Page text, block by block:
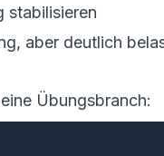
stabilisieren
aber deutlich
Übungsbranch: